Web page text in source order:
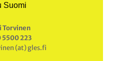
Suomi
Torvinen
5500 223
(at) gles.fi